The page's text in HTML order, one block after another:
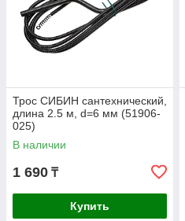
Трос СИБИН сантехнический,
длина 2.5 м, d=6 мм (51906-
025)
В наличии
1 690 ₸
Купить